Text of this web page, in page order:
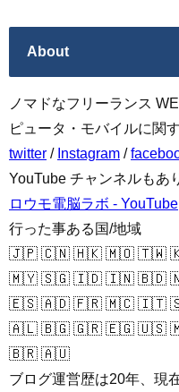
About
ノマドなフリーランス
ピュータ・モバイルに関
twitter / Instagram /
YouTube チャンネルもあ
ロウモ電脳ラボ - YouTube
行った事ある国/地域
🇯🇵 🇨🇳 🇭🇰 🇲🇴 🇹🇼
🇲🇾 🇸🇬 🇮🇩 🇮🇳 🇧🇩
🇪🇸 🇦🇩 🇫🇷 🇲🇨 🇮🇹
🇦🇱 🇧🇬 🇬🇷 🇪🇬 🇺🇸
🇧🇷 🇦🇺
ブログ運営歴は20年、現